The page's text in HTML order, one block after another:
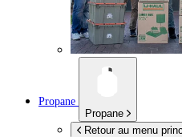
Propane
Propane
Retour au menu